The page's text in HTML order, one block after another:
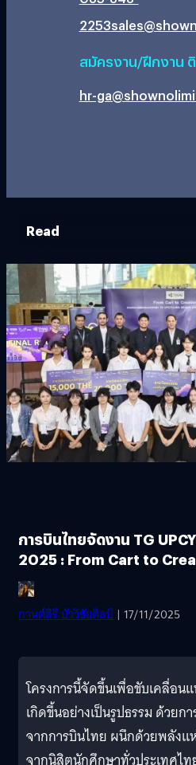
2253
สมัครงาน/ฝึกงาน
hr-
Read
การบินไทยจัดงาน TG
2025 : From Cart to
กานต์สิรี บัววิชัยศิลป์ | 17/11/2025
โครงการนี้จัดขึ้นเพื่อขับเคลื่อน
เกิดขึ้นอย่างเป็นรูปธรรม ด้วยก
จากการบินไทย ผนึกด้วยพลังแ